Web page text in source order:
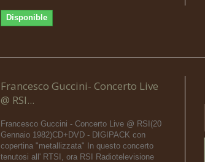
Disponible
Francesco Guccini- Concerto Live
@ RSI...
Francesco Guccini - Concerto Live @ RSI(20
Gennaio 1982)CD+DVD - DIGIPACK con
copertina "metallizzata" In questo concerto
tenutosi all' RTSI, ora RSI Radiotelevisione